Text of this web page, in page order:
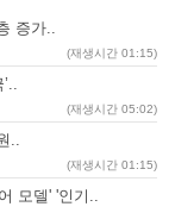
증가..
(재생시간 01:15)
(재생시간 05:02)
..
(재생시간 01:15)
모델' '인기..